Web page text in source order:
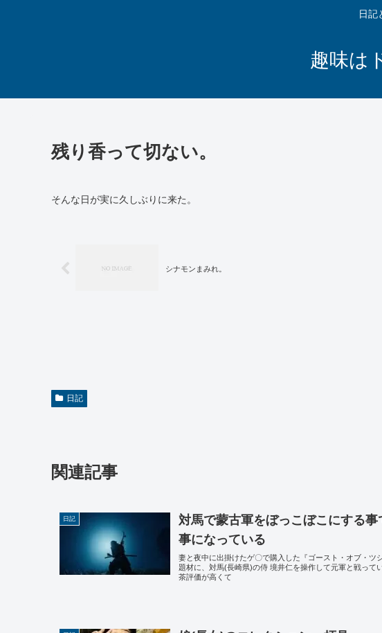
日記
趣味は
残り香って切ない。
そんな日が実に久しぶりに来た。
シナモンまみれ。
日記
関連記事
日記
対馬で蒙古軍をぼっこぼこにする
事になっている
妻と夜中に出掛けたゲ〇で購入した『ゴースト・オブ・
題材に、対馬(長崎県)の侍 境井仁を操作して元軍と戦っ
茶評価が高くて